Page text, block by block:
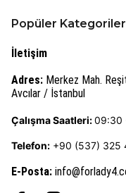
Popüler Kategoriler
İletişim
Adres: Merkez Mah.
Avcılar / İstanbul
Çalışma Saatleri:09:30
Telefon: +90 (537) 325
E-Posta: